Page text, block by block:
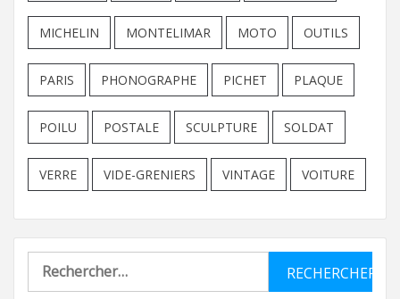
MICHELIN MONTELIMAR MOTO OUTILS
PARIS PHONOGRAPHE PICHET PLAQUE
POILU POSTALE SCULPTURE SOLDAT
VERRE VIDE-GRENIERS VINTAGE VOITURE
Rechercher :